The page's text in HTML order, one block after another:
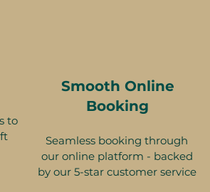
to
Smooth Online
Booking
Seamless booking through
our online platform - backed
by our 5-star customer service